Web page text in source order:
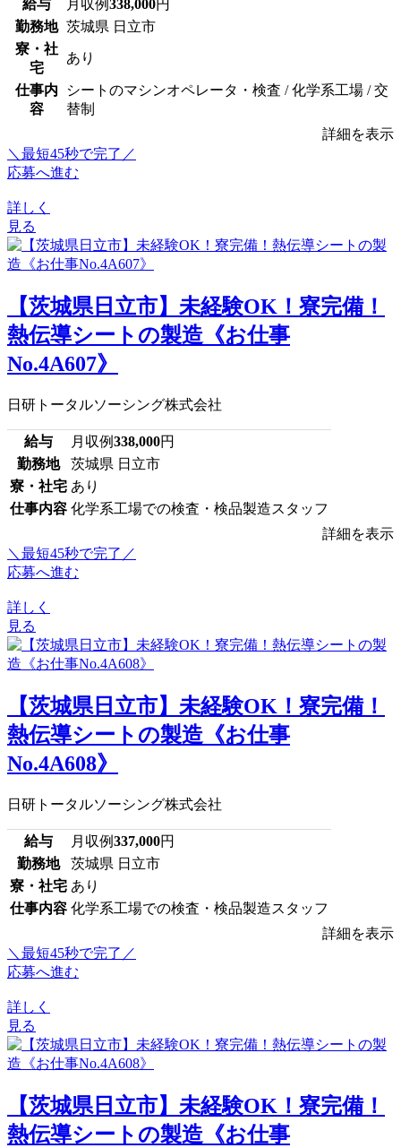
給与 月収例338,000円
勤務地 茨城県 日立市
寮・社
宅
あり
仕事内
容
シートのマシンオペレータ・検査 / 化学系工場 / 交
替制
詳細を表示
＼最短45秒で完了／
応募へ進む
詳しく
見る
【茨城県日立市】未経験OK！寮完備！
熱伝導シートの製造《お仕事
No.4A607》
日研トータルソーシング株式会社
給与 月収例338,000円
勤務地
茨城県 日立市
寮・社宅 あり
仕事内容 化学系工場での検査・検品製造スタッフ
詳細を表示
＼最短45秒で完了／
応募へ進む
詳しく
見る
【茨城県日立市】未経験OK！寮完備！
熱伝導シートの製造《お仕事
No.4A608》
日研トータルソーシング株式会社
給与 月収例337,000円
勤務地
茨城県 日立市
寮・社宅 あり
仕事内容 化学系工場での検査・検品製造スタッフ
詳細を表示
＼最短45秒で完了／
応募へ進む
詳しく
見る
【茨城県日立市】未経験OK！寮完備！
熱伝導シートの製造《お仕事